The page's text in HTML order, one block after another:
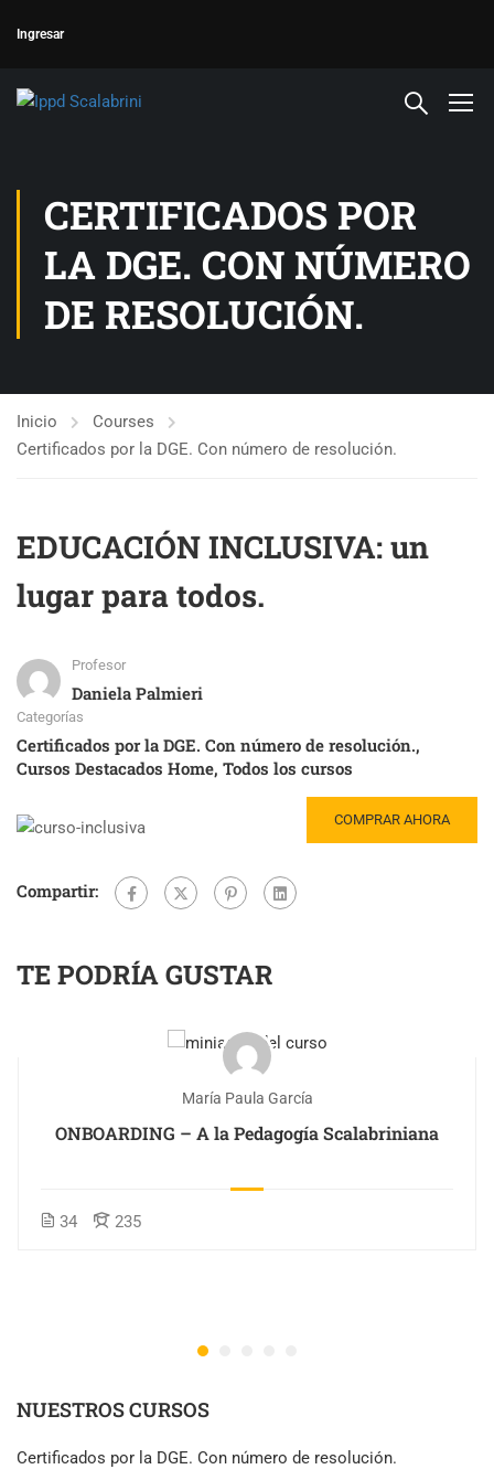
Ingresar
CERTIFICADOS POR
LA DGE. CON NÚMERO
DE RESOLUCIÓN.
Inicio
Courses
Certificados por la DGE. Con número de resolución.
EDUCACIÓN INCLUSIVA: un
lugar para todos.
Profesor
Daniela Palmieri
Categorías
Certificados por la DGE. Con número de resolución.,
Cursos Destacados Home, Todos los cursos
COMPRAR AHORA
Compartir:
TE PODRÍA GUSTAR
María Paula García
ONBOARDING – A la Pedagogía Scalabriniana
34 235
NUESTROS CURSOS
Certificados por la DGE. Con número de resolución.